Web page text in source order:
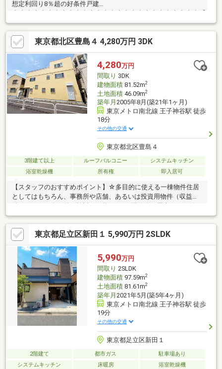
想定利回り8％超の好条件戸建
◇◇◆◇◆◇◆◇◆◇◆◇◆◇◆◇◆◇◆◇◆◇◆◇◆◇◆【ラ
イフプラン】本物件においての住宅ローンシミュレーションはも
ちろん、本物件購入後１０～２０年後のライフサイクルの変化を
見据えた長期的なライフプランシミュレーションを実施します。
【物件調査報告書】本物件に関する独自の物件調査報告書を作成
します。重要事項説明に載らないような住んでから気になる事項
を色々な角度から調査して、お客様にとっての購入リスクの有無
を徹底的に確認して提供します。
◇◆◇◆◇◆◇◆◇◆◇◆◇◆◇◆◇◆◇◆◇◆◇
東京都北区豊島４ 4,280万円 3DK
4,280万円
間取り 3DK
建物面積81.52m2
土地面積46.09m2
築年月 2005年8月(築21年1ヶ月)
東京メトロ南北線 王子神谷駅 徒歩
18分
その他の交通
東京都北区豊島４
3階建て以上 ルーフバルコニー
システムキッチン
浴室乾燥機
所有権 即入居可
【スタッフのおすすめポイント】☆多目的に使える一棟物件住居
としてはもちろん、事務所や店舗、あるいは投資用物件（収益物
☆目の前がバス停という好アクセス都営バス「豊島四丁目」バス
停が目の前（徒歩0分）にあり、雨の日の移動や通勤・通学に非常
に便利です 。☆機能的な3DK＋豊富な収納居住空間は機能的に配
置された3DKの間取りとなっており、さらに7.0帖の小屋裏収納
（ロフトスペース）も備わっているため、荷物の多い方でも安心
です 。
東京都足立区新田１ 5,990万円 2SLDK
5,990万円
間取り 2SLDK
建物面積97.59m2
土地面積81.61m2
築年月 2021年5月(築5年4ヶ月)
東京メトロ南北線 王子神谷駅 徒歩
19分
その他の交通
東京都足立区新田１
2階建て 都市ガス
駐車場あり
システムキッチン
床暖房 浴室乾燥機